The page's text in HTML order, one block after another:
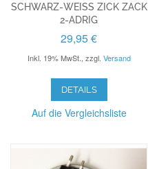
SCHWARZ-WEISS ZICK ZACK
2-ADRIG
29,95 €
Inkl. 19% MwSt. zzgl. Versand
DETAILS
Auf die Vergleichsliste